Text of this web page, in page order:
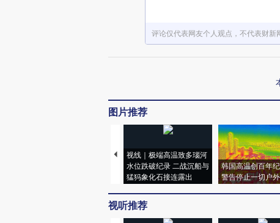
评论仅代表网友个人观点，不代表财新
图片推荐
视线｜极端高温致多瑙河
水位跌破纪录 二战沉船与
猛犸象化石接连露出
韩国高温创百年
警告停止一切户
视听推荐